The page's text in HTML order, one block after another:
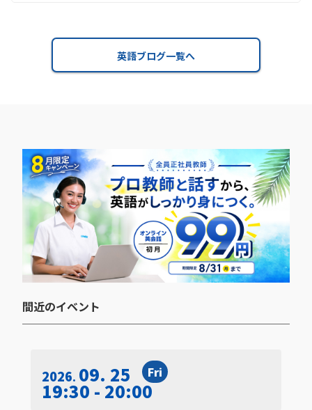
英語ブログ一覧へ
間近のイベント​
2026 09. 25 Fri
19:30 - 20:00